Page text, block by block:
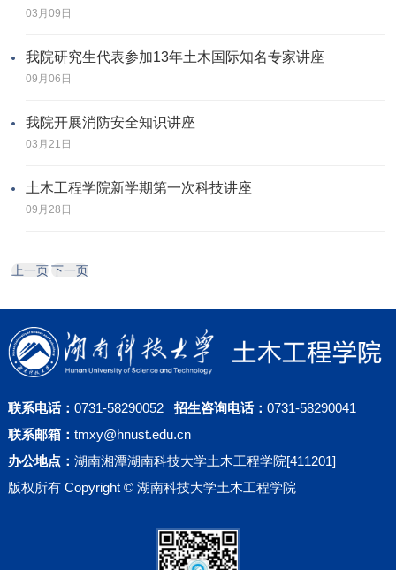
03月09日
我院研究生代表参加13年土木国际知名专家讲座
09月06日
我院开展消防安全知识讲座
03月21日
土木工程学院新学期第一次科技讲座
09月28日
上一页 下一页
联系电话： 0731-58290052 招生咨询电话： 0731-58290041
联系邮箱： tmxy@hnust.edu.cn
办公地点： 湖南湘潭湖南科技大学土木工程学院[411201]
版权所有 Copyright © 湖南科技大学土木工程学院